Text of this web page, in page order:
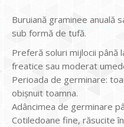
Buruiană graminee anuală
sub formă de tufă.
Preferă soluri mijlocii până
freatice sau moderat
Perioada de germinare:
obişnuit toamna.
Adâncimea de germinare
Cotiledoane fine, răsucite